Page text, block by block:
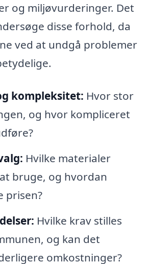
og miljøvurderinger. Det
disse forhold, da
ved at undgå problemer
kompleksitet: Hvor stor
og hvor kompliceret
Hvilke materialer
bruge, og hvordan
prisen?
Hvilke krav stilles
og kan det
omkostninger?